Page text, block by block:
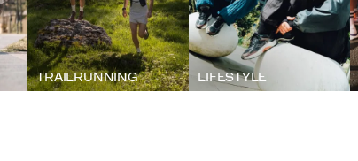
TRAILRUNNING LIFESTYLE